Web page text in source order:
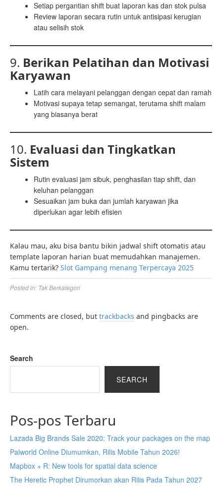
Setiap pergantian shift buat laporan kas dan stok pulsa
Review laporan secara rutin untuk antisipasi kerugian
atau selisih stok
9. Berikan Pelatihan dan Motivasi
Karyawan
Latih cara melayani pelanggan dengan cepat dan ramah
Motivasi supaya tetap semangat, terutama shift malam
yang biasanya berat
10. Evaluasi dan Tingkatkan
Sistem
Rutin evaluasi jam sibuk, penghasilan tiap shift, dan
keluhan pelanggan
Sesuaikan jam buka dan jumlah karyawan jika
diperlukan agar lebih efisien
Kalau mau, aku bisa bantu bikin jadwal shift otomatis atau
template laporan harian buat memudahkan manajemen.
Kamu tertarik? Slot Gampang menang Terpercaya 2025
Posted in: Tak Berkategori
Comments are closed, but trackbacks and pingbacks are
open.
Search
SEARCH
Pos-pos Terbaru
Lazada Big Brands Sale 2020: Track your packages on the map
Palworld Online Diumumkan, Rilis Mobile Tahun 2026!
Mapbox + R: New tools for spatial data science
The Heretic Prophet Dirumorkan akan Rilis Pada Tahun 2027